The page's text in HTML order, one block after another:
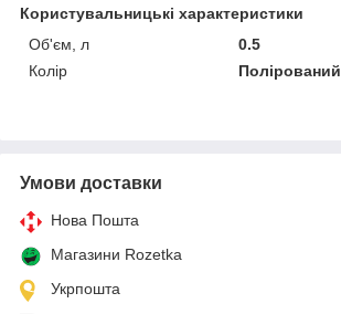
Користувальницькі характеристики
Об'єм, л
0.5
Колір
Полірований
Умови доставки
Нова Пошта
Магазини Rozetka
Укрпошта